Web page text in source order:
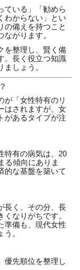
ている」「勧めら
わからない」とい
の備えを持つこと
がります。
を整理し、賢く備
。長く役立つ知識
しょう。
が「女性特有のリ
はされますが、女
があるタイプが注
特有の病気は、20
る傾向にありま
的な基盤を築いて
長く、その分、長
なりがちです。
準備も、現代女性
。
優先順位を整理し